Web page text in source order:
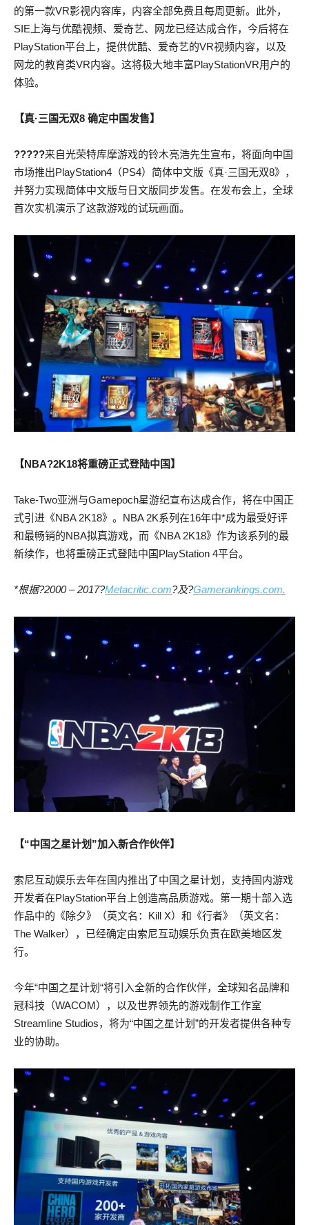
的第一款VR影视内容库，内容全部免费且每周更新。此外，
SIE上海与优酷视频、爱奇艺、网龙已经达成合作，今后将在
PlayStation平台上，提供优酷、爱奇艺的VR视频内容，以及
网龙的教育类VR内容。这将极大地丰富PlayStationVR用户的
体验。
【真·三国无双8 确定中国发售】
?????来自光荣特库摩游戏的铃木亮浩先生宣布，将面向中国
市场推出PlayStation4（PS4）简体中文版《真·三国无双8》，
并努力实现简体中文版与日文版同步发售。在发布会上，全球
首次实机演示了这款游戏的试玩画面。
【NBA?2K18将重磅正式登陆中国】
Take-Two亚洲与Gamepoch星游纪宣布达成合作，将在中国正
式引进《NBA 2K18》。NBA 2K系列在16年中*成为最受好评
和最畅销的NBA拟真游戏，而《NBA 2K18》作为该系列的最
新续作，也将重磅正式登陆中国PlayStation 4平台。
*根据?2000 – 2017?Metacritic.com?及?Gamerankings.com.
【“中国之星计划”加入新合作伙伴】
索尼互动娱乐去年在国内推出了中国之星计划，支持国内游戏
开发者在PlayStation平台上创造高品质游戏。第一期十部入选
作品中的《除夕》（英文名：Kill X）和《行者》（英文名：
The Walker），已经确定由索尼互动娱乐负责在欧美地区发
行。
今年“中国之星计划“将引入全新的合作伙伴，全球知名品牌和
冠科技（WACOM），以及世界领先的游戏制作工作室
Streamline Studios，将为“中国之星计划”的开发者提供各种专
业的协助。